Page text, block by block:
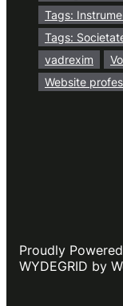
Tags:
Tags:
vadrexim
Website
Proudly
WYDEGRID by